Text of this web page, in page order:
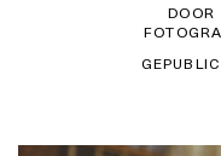
DOOR